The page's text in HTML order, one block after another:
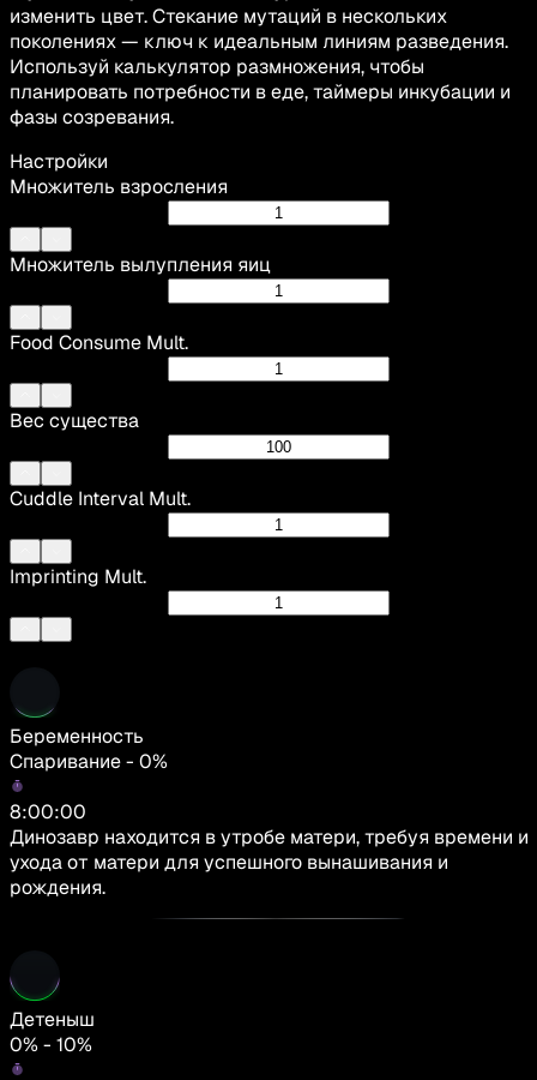
изменить цвет. Стекание мутаций в нескольких
поколениях — ключ к идеальным линиям разведения.
Используй калькулятор размножения, чтобы
планировать потребности в еде, таймеры инкубации и
фазы созревания.
Настройки
Множитель взросления
Множитель вылупления яиц
Food Consume Mult.
Вес существа
Cuddle Interval Mult.
Imprinting Mult.
Беременность
Спаривание - 0%
8:00:00
Динозавр находится в утробе матери, требуя времени и
ухода от матери для успешного вынашивания и
рождения.
Детеныш
0% - 10%